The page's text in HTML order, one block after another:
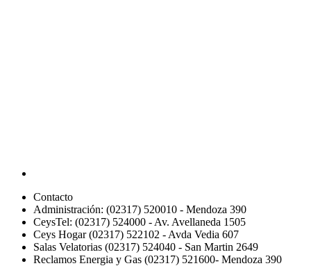
Contacto
Administración: (02317) 520010 - Mendoza 390
CeysTel: (02317) 524000 - Av. Avellaneda 1505
Ceys Hogar (02317) 522102 - Avda Vedia 607
Salas Velatorias (02317) 524040 - San Martin 2649
Reclamos Energia y Gas (02317) 521600- Mendoza 390